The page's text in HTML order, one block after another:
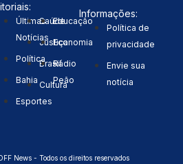
Últimas
Notícias
Política
Bahia
Esportes
Saúde
Justiça
Brasil
Cultura
Educação
Economia
Rádio
Peão
Informações:
Política de
privacidade
Envie sua
notícia
News - Todos os direitos reservados